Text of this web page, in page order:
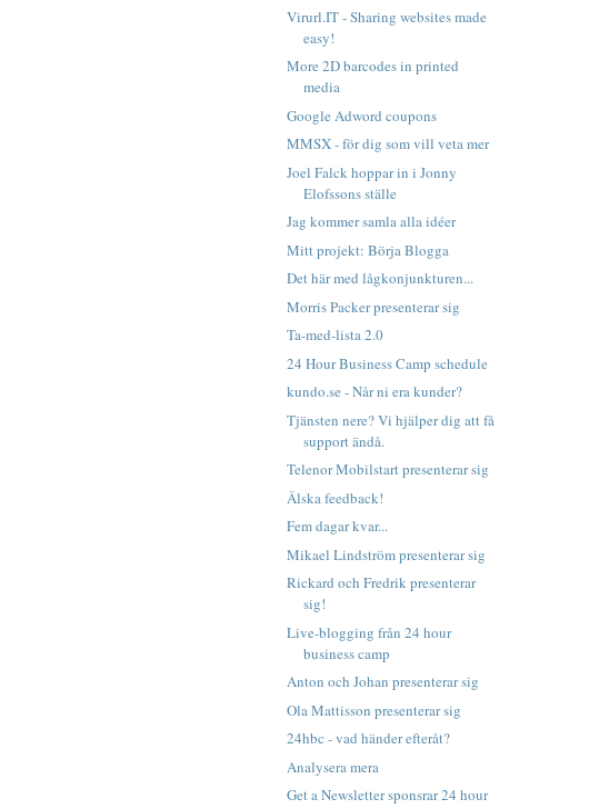
Virurl.IT - Sharing websites made
easy!
More 2D barcodes in printed
media
Google Adword coupons
MMSX - för dig som vill veta mer
Joel Falck hoppar in i Jonny
Elofssons ställe
Jag kommer samla alla idéer
Mitt projekt: Börja Blogga
Det här med lågkonjunkturen...
Morris Packer presenterar sig
Ta-med-lista 2.0
24 Hour Business Camp schedule
kundo.se - Når ni era kunder?
Tjänsten nere? Vi hjälper dig att få
support ändå.
Telenor Mobilstart presenterar sig
Älska feedback!
Fem dagar kvar...
Mikael Lindström presenterar sig
Rickard och Fredrik presenterar
sig!
Live-blogging från 24 hour
business camp
Anton och Johan presenterar sig
Ola Mattisson presenterar sig
24hbc - vad händer efteråt?
Analysera mera
Get a Newsletter sponsrar 24 hour